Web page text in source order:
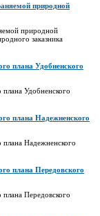
природной
природной
заказника
плана Удобненского
Удобненского
плана Надежненского
Надежненского
плана Передовского
Передовского